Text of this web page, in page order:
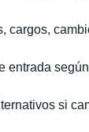
cargos,
entrada
si